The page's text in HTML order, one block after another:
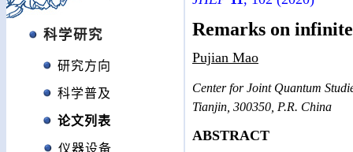
科学研究
研究方向
科学普及
论文列表
仪器设备
Remarks on
Pujian Mao
Center for Joint Quantum
Tianjin, 300350, P.R. China
ABSTRACT